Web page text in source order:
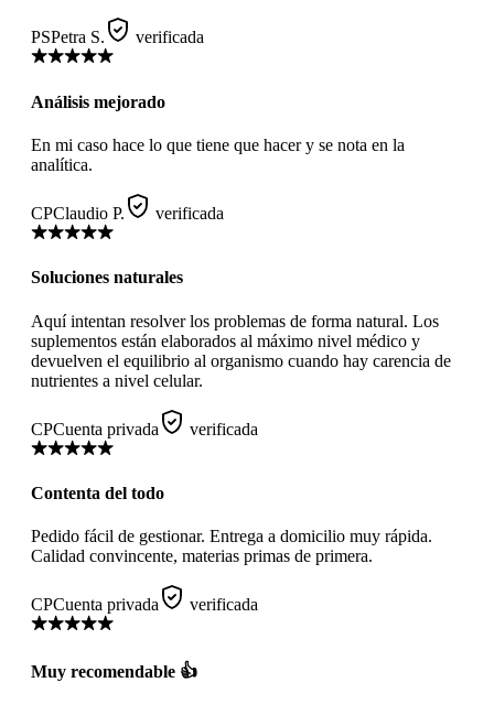
PSPetra S. verificada
Análisis mejorado
En mi caso hace lo que tiene que hacer y se nota en la
analítica.
CPClaudio P. verificada
Soluciones naturales
Aquí intentan resolver los problemas de forma natural. Los
suplementos están elaborados al máximo nivel médico y
devuelven el equilibrio al organismo cuando hay carencia de
nutrientes a nivel celular.
CPCuenta privada verificada
Contenta del todo
Pedido fácil de gestionar. Entrega a domicilio muy rápida.
Calidad convincente, materias primas de primera.
CPCuenta privada verificada
Muy recomendable 👍